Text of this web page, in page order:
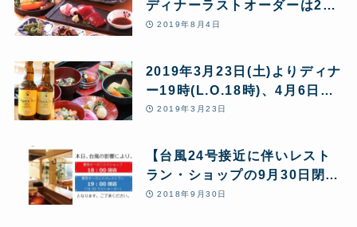
ディナーラストオーダーは20
時 お盆も通常営業(月火休み
2019年8月4日
2019年3月23日(土)よりディナ
ー19時(L.O.18時)、4月6日
(土)から21時(L.O.20時)がスタ
2019年3月23日
【台風24号接近に伴いレスト
ラン・ショップの9月30日閉店
時間の変更お知らせ】
2018年9月30日